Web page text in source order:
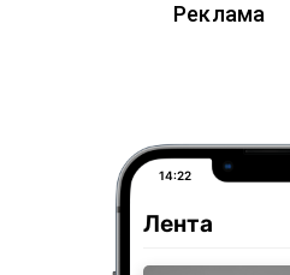
Реклама
14:22
Лента